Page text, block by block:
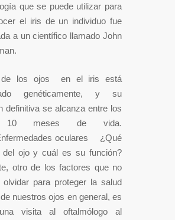
que se puede utilizar para
el iris de un individuo fue
a un científico llamado John
de los ojos en el iris está
genéticamente, y su
definitiva se alcanza entre los
meses de vida.
oculares ¿Qué
ojo y cuál es su función?
otro de los factores que no
olvidar para proteger la salud
nuestros ojos en general, es
visita al oftalmólogo al